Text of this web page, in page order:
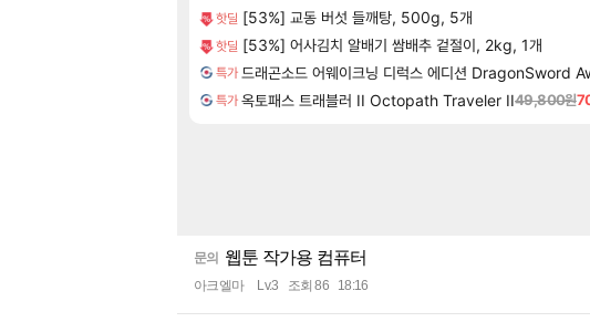
핫딜 [53%] 교동 버섯 들깨탕, 500g, 5개
핫딜 [53%] 어사김치 알배기 쌈배추 겉절이, 2kg, 1개
특가 드래곤소드 어웨이크닝 디럭스 에디션
특가 옥토패스 트래블러 II Octopath Traveler II49,800원
문의 웹툰 작가용 컴퓨터
아크엘마 Lv.3 조회 86 18:16